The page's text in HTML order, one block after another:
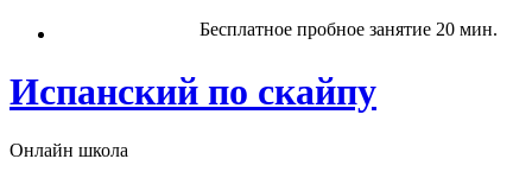
Бесплатное пробное занятие 20 мин.
Испанский по скайпу
Онлайн школа